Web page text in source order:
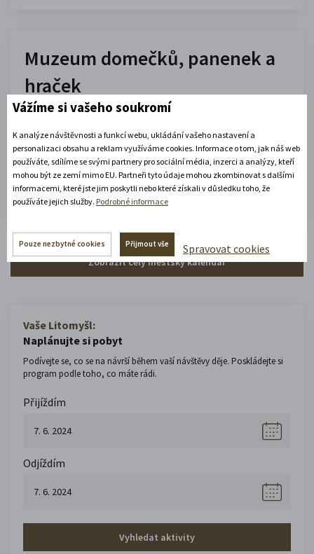
Muzeum domečků, panenek a
hraček
(platné od 1. 7. 2026 do 31. 8. 2026)
Zobrazit celou otevírací dobu
Zobrazit celý městský kalendář
Vaše Litomyšl:
Naplánujte si pobyt
Podívejte se, co se na návrší během vaší návštěvy děje. Poskládejte si
program podle toho, co máte rádi.
Přijíždím
Odjíždím
Vyhledat aktivity
Vážíme si vašeho soukromí
K analýze návštěvnosti a funkcí webu, ukládání vašeho nastavení a
personalizaci obsahu a reklam využíváme cookies. Informace o tom, jak náš web
používáte, sdílíme se svými partnery pro sociální média, inzerci a analýzy, kteří
mohou být ze zemí mimo EU. Partneři tyto údaje mohou zkombinovat s dalšími
informacemi, které jste jim poskytli nebo které získali v důsledku toho, že
používáte jejich služby. Podrobné informace
Pouze nezbytné cookies Přijmout vše Spravovat cookies